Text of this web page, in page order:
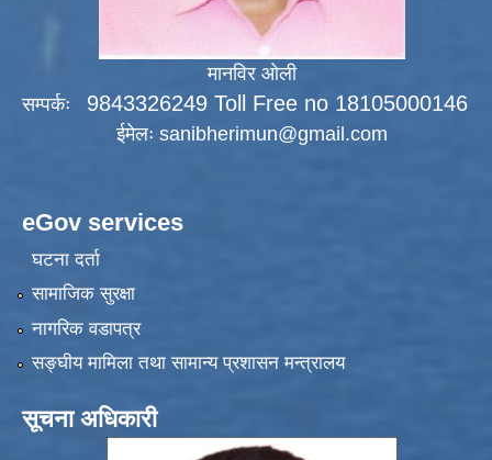
मानविर ओली
सम्पर्कः 9843326249 Toll Free no 18105000146
ईमेलः sanibherimun@gmail.com
eGov services
घटना दर्ता
सामाजिक सुरक्षा
नागरिक वडापत्र
सङ्‍घीय मामिला तथा सामान्य प्रशासन मन्त्रालय
सूचना अधिकारी